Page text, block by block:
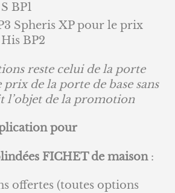
BP1
Spheris XP pour le prix
BP2
reste celui de la porte
prix de la porte de base sans
l’objet de la promotion
pour
FICHET de maison:
offertes (toutes options